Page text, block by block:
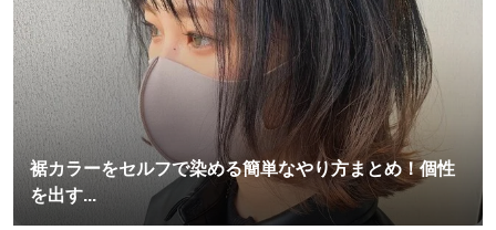
裾カラーをセルフで染める簡単なやり方まとめ！個性
を出す...